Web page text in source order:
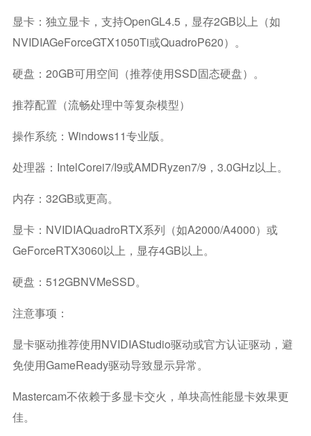
显卡：独立显卡，支持OpenGL4.5，显存2GB以上（如
NVIDIAGeForceGTX1050Ti或QuadroP620）。
硬盘：20GB可用空间（推荐使用SSD固态硬盘）。
推荐配置（流畅处理中等复杂模型）
操作系统：Windows11专业版。
处理器：IntelCorei7/i9或AMDRyzen7/9，3.0GHz以上。
内存：32GB或更高。
显卡：NVIDIAQuadroRTX系列（如A2000/A4000）或
GeForceRTX3060以上，显存4GB以上。
硬盘：512GBNVMeSSD。
注意事项：
显卡驱动推荐使用NVIDIAStudio驱动或官方认证驱动，避
免使用GameReady驱动导致显示异常。
Mastercam不依赖于多显卡交火，单块高性能显卡效果更
佳。